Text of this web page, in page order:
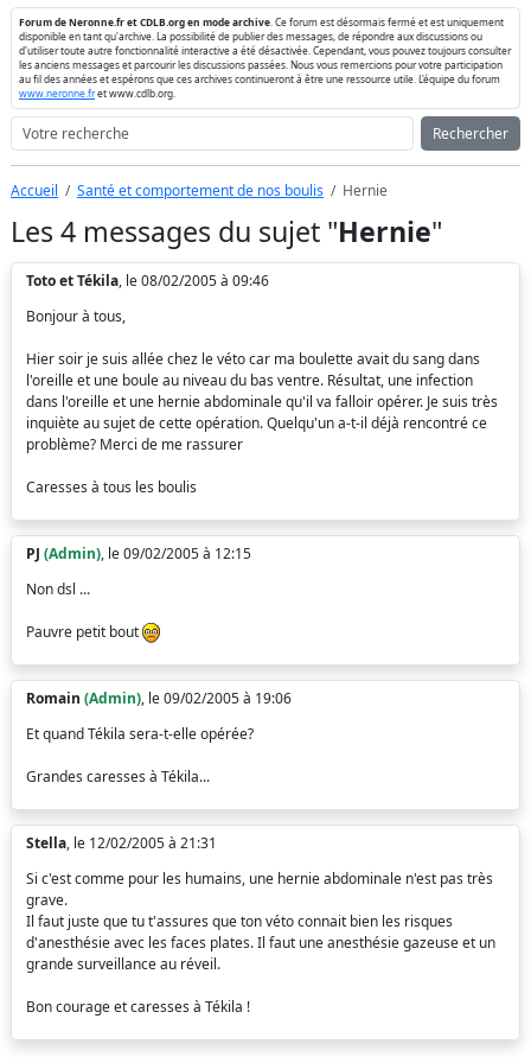
Forum de Neronne.fr et CDLB.org en mode archive . Ce forum est désormais fermé et est uniquement
disponible en tant qu'archive. La possibilité de publier des messages, de répondre aux discussions ou
d'utiliser toute autre fonctionnalité interactive a été désactivée. Cependant, vous pouvez toujours consulter
les anciens messages et parcourir les discussions passées. Nous vous remercions pour votre participation
au fil des années et espérons que ces archives continueront à être une ressource utile. L'équipe du forum
www.neronne.fret www.cdlb.org.
Rechercher
Accueil Santé et comportement de nos boulis Hernie
Les 4 messages du sujet "Hernie"
Toto et Tékila, le 08/02/2005 à 09:46
Bonjour à tous,
Hier soir je suis allée chez le véto car ma boulette avait du sang dans
l'oreille et une boule au niveau du bas ventre. Résultat, une infection
dans l'oreille et une hernie abdominale qu'il va falloir opérer. Je suis très
inquiète au sujet de cette opération. Quelqu'un a-t-il déjà rencontré ce
problème? Merci de me rassurer
Caresses à tous les boulis
PJ (Admin), le 09/02/2005 à 12:15
Non dsl ...
Pauvre petit bout
Romain (Admin), le 09/02/2005 à 19:06
Et quand Tékila sera-t-elle opérée?
Grandes caresses à Tékila...
Stella, le 12/02/2005 à 21:31
Si c'est comme pour les humains, une hernie abdominale n'est pas très
grave.
Il faut juste que tu t'assures que ton véto connait bien les risques
d'anesthésie avec les faces plates. Il faut une anesthésie gazeuse et un
grande surveillance au réveil.
Bon courage et caresses à Tékila !